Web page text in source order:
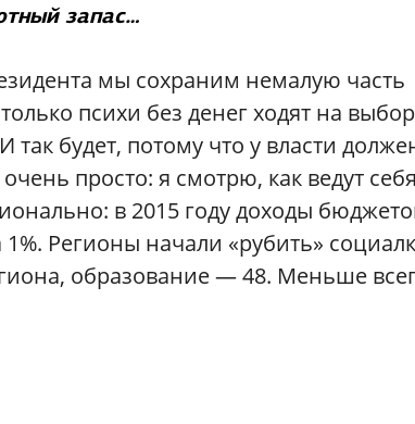
запас…
мы сохраним немалую часть
психи без денег ходят на
будет, потому что у власти
просто: я смотрю, как ведут
в 2015 году доходы
Регионы начали «рубить»
образование — 48. Меньше